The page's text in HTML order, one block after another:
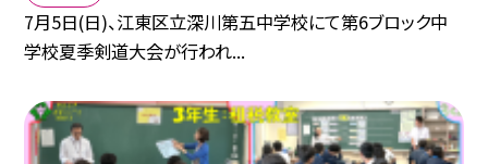
7月5日(日)、江東区立深川第五中学校にて第6ブロック中
学校夏季剣道大会が行われ...